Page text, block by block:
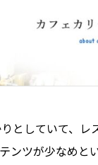
としていて、
ンツが少なめ